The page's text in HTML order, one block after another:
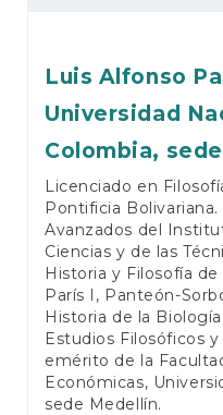
Luis Alfonso
Universidad
Colombia,
Licenciado en
Pontificia
Avanzados del
Ciencias y de las
Historia y Filosofía de
París I, Panteón-
Historia de la
Estudios Filosóficos
emérito de la
Económicas,
sede Medellín.